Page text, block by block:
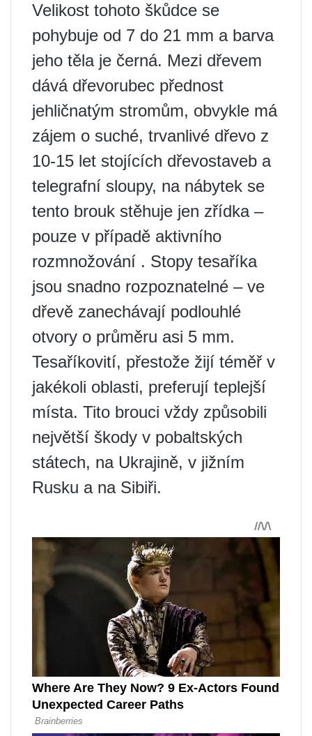
Velikost tohoto škůdce se
pohybuje od 7 do 21 mm a barva
jeho těla je černá. Mezi dřevem
dává dřevorubec přednost
jehličnatým stromům, obvykle má
zájem o suché, trvanlivé dřevo z
10-15 let stojících dřevostaveb a
telegrafní sloupy, na nábytek se
tento brouk stěhuje jen zřídka –
pouze v případě aktivního
rozmnožování . Stopy tesaříka
jsou snadno rozpoznatelné – ve
dřevě zanechávají podlouhlé
otvory o průměru asi 5 mm.
Tesaříkovití, přestože žijí téměř v
jakékoli oblasti, preferují teplejší
místa. Tito brouci vždy způsobili
největší škody v pobaltských
státech, na Ukrajině, v jižním
Rusku a na Sibiři.